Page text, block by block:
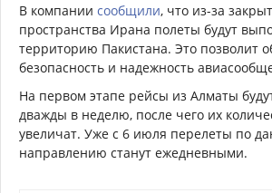
В компании сообщили, что из-за
пространства Ирана полеты будут
территорию Пакистана. Это позволит
безопасность и надежность
На первом этапе рейсы из Алматы
дважды в неделю, после чего их
увеличат. Уже с 6 июля перелеты по
направлению станут ежедневными.